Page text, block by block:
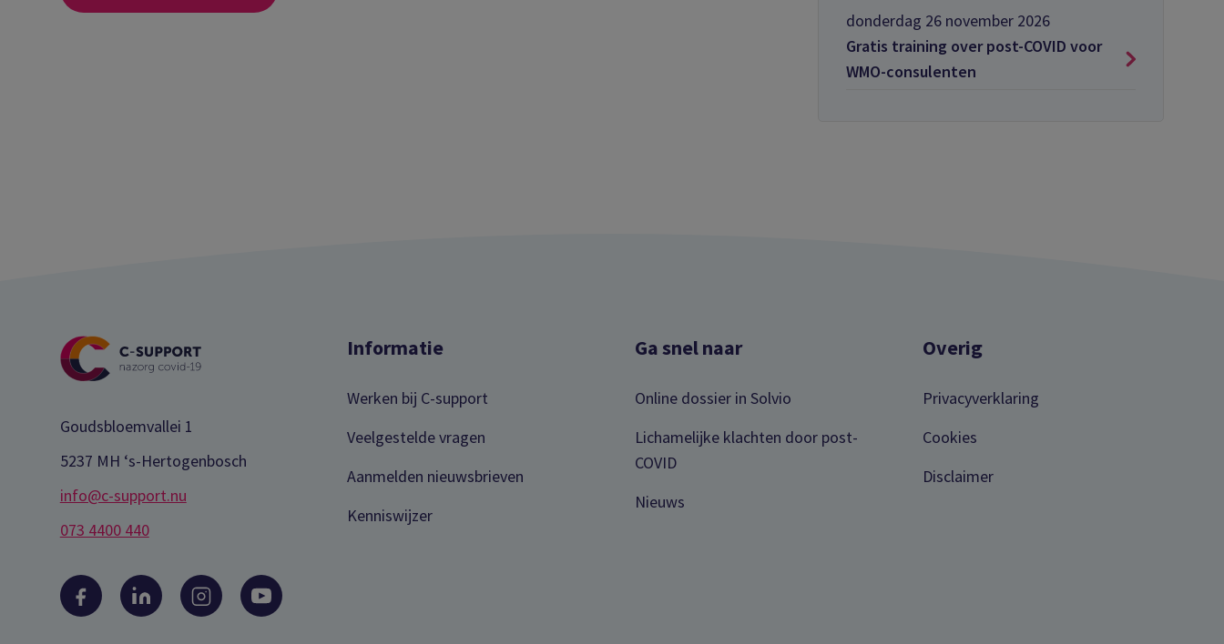
donderdag 26 november 2026
Gratis training over post-COVID voor
WMO-consulenten
Goudsbloemvallei 1
5237 MH ‘s-Hertogenbosch
info@c-support.nu
073 4400 440
Informatie
Werken bij C-support
Veelgestelde vragen
Aanmelden nieuwsbrieven
Kenniswijzer
Ga snel naar
Online dossier in Solvio
Lichamelijke klachten door post-
COVID
Nieuws
Overig
Privacyverklaring
Cookies
Disclaimer